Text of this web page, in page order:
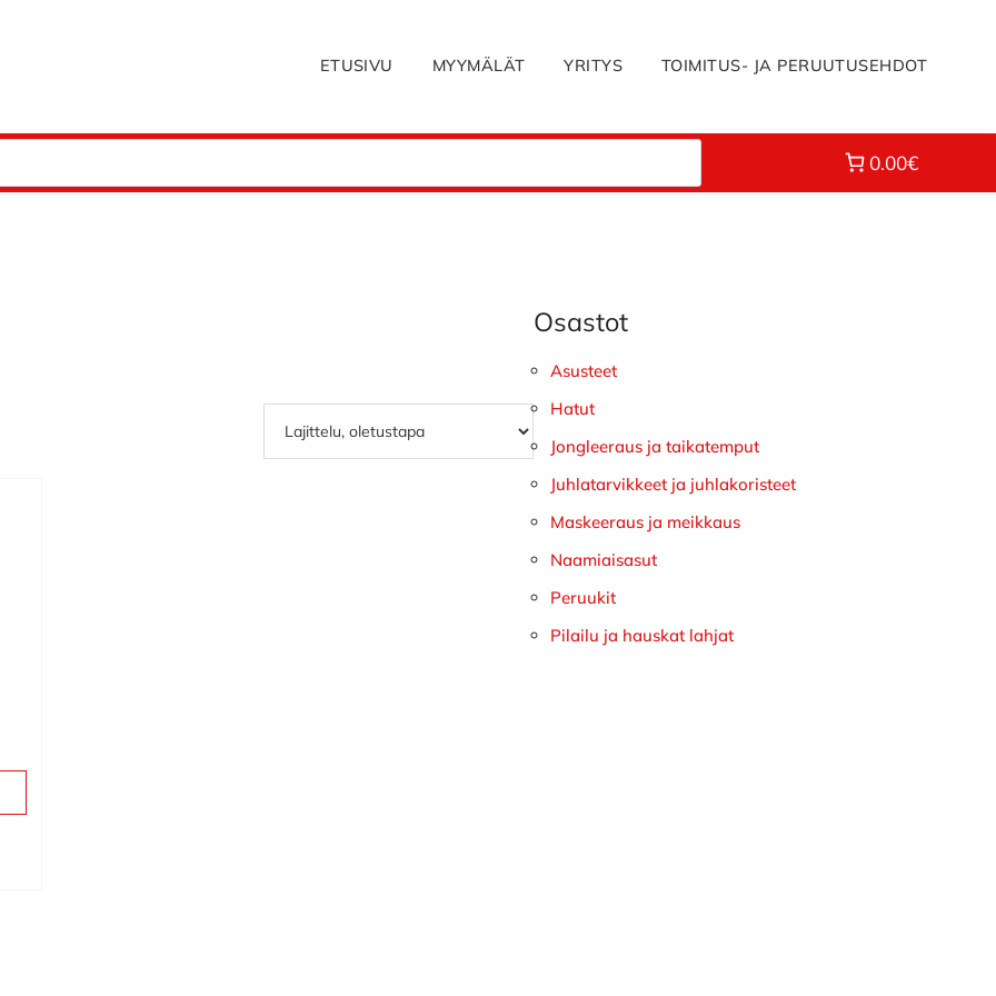
ETUSIVU MYYMÄLÄT YRITYS TOIMITUS- JA PERUUTUSEHDOT
0.00€
Ensisijainen
sivupalkki
Osastot
Asusteet
Hatut
Jongleeraus ja taikatemput
Juhlatarvikkeet ja juhlakoristeet
Maskeeraus ja meikkaus
Naamiaisasut
Peruukit
Pilailu ja hauskat lahjat